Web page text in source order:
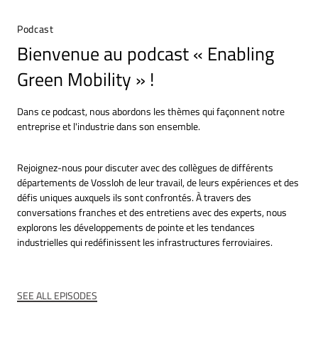
Podcast
Bienvenue au podcast « Enabling
Green Mobility » !
Dans ce podcast, nous abordons les thèmes qui façonnent notre
entreprise et l'industrie dans son ensemble.
Rejoignez-nous pour discuter avec des collègues de différents
départements de Vossloh de leur travail, de leurs expériences et des
défis uniques auxquels ils sont confrontés. À travers des
conversations franches et des entretiens avec des experts, nous
explorons les développements de pointe et les tendances
industrielles qui redéfinissent les infrastructures ferroviaires.
SEE ALL EPISODES